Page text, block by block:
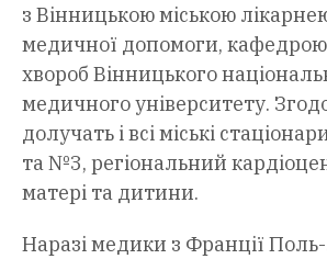
з Вінницькою міською
медичної допомоги,
хвороб Вінницького
медичного університету.
долучать і всі міські
та №3, регіональний
матері та дитини.
Наразі медики з Франції